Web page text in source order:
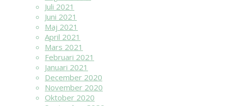
Juli 2021
Juni 2021
Maj 2021
April 2021
Mars 2021
Februari 2021
Januari 2021
December 2020
November 2020
Oktober 2020